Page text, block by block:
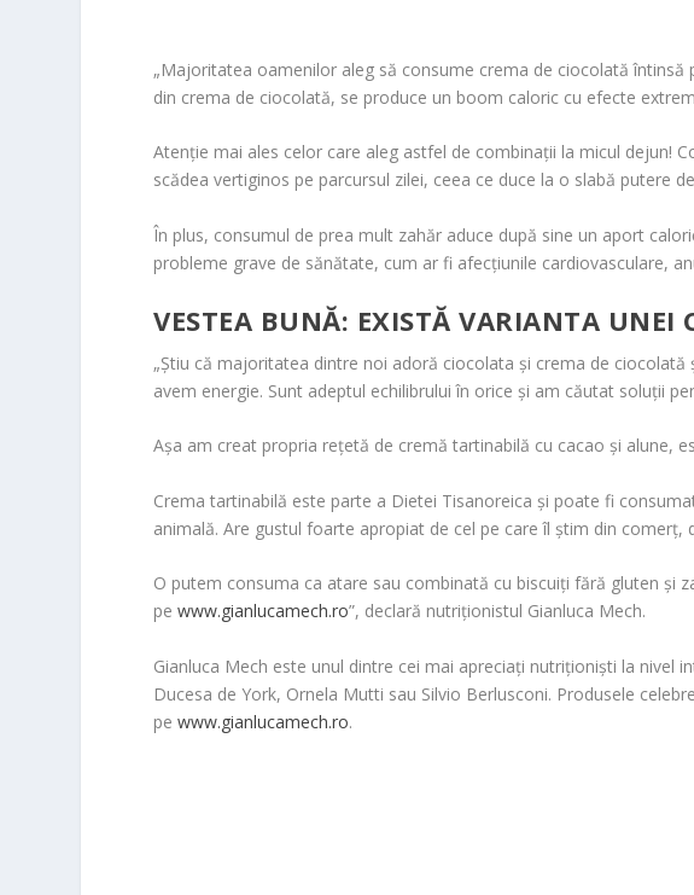
„Majoritatea oamenilor aleg să consume crema de ciocolată
din crema de ciocolată, se produce un boom caloric cu efecte
Atenție mai ales celor care aleg astfel de combinații la micul dejun!
scădea vertiginos pe parcursul zilei, ceea ce duce la o slabă putere
În plus, consumul de prea mult zahăr aduce după sine un aport
probleme grave de sănătate, cum ar fi afecțiunile cardiovasculare,
VESTEA BUNĂ: EXISTĂ VARIANTA UNEI
„Știu că majoritatea dintre noi adoră ciocolata și crema de
avem energie. Sunt adeptul echilibrului în orice și am căutat soluții
Așa am creat propria rețetă de cremă tartinabilă cu cacao și alune,
Crema tartinabilă este parte a Dietei Tisanoreica și poate fi
animală. Are gustul foarte apropiat de cel pe care îl știm din
O putem consuma ca atare sau combinată cu biscuiți fără gluten și
pewww.gianlucamech.ro”, declară nutriționistul Gianluca Mech.
Gianluca Mech este unul dintre cei mai apreciați nutriționiști la nivel
Ducesa de York, Ornela Mutti sau Silvio Berlusconi. Produsele
pewww.gianlucamech.ro.